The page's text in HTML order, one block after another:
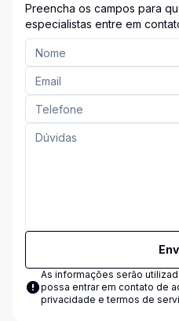
Preencha os campos para
especialistas entre em
As informações serão
possa entrar em contato de
privacidade e termos de